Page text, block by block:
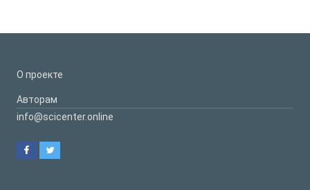
О проекте
Авторам
info@scicenter.online